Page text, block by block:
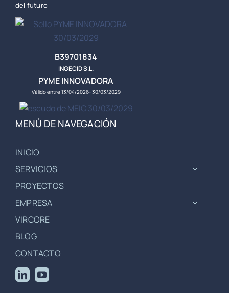
del futuro
B39701834
INGECID S.L.
PYME INNOVADORA
Válido entre 13/04/2026- 30/03/2029
MENÚ DE NAVEGACIÓN
INICIO
SERVICIOS
PROYECTOS
EMPRESA
VIRCORE
BLOG
CONTACTO